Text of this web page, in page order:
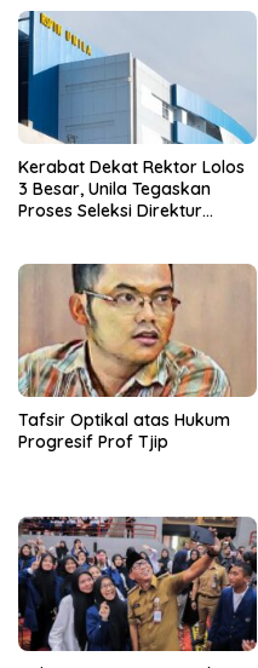
Kerabat Dekat Rektor Lolos
3 Besar, Unila Tegaskan
Proses Seleksi Direktur
Tafsir Optikal atas Hukum
Progresif Prof Tjip